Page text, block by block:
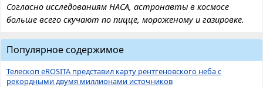
Согласно исследованиям НАСА, астронавты в космосе
больше всего скучают по пицце, мороженому и газировке.
Популярное содержимое
Телескоп eROSITA представил карту рентгеновского неба с
рекордными двумя миллионами источников